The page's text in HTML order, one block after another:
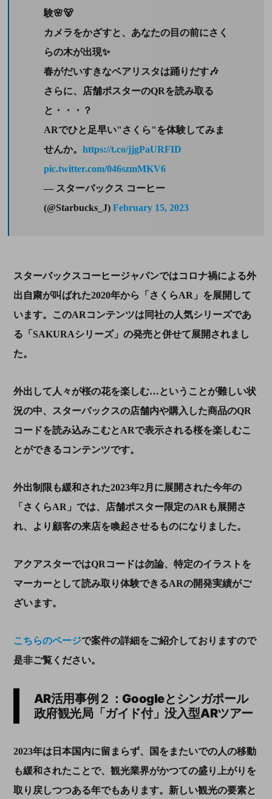
験🌸🐻
カメラをかざすと、あなたの目の前にさく
らの木が出現✨
春がだいすきなベアリスタは踊りだす🎶
さらに、店舗ポスターのQRを読み取る
と・・・？
ARでひと足早い"さくら"を体験してみま
せんか。 https://t.co/jjgPaURFID
pic.twitter.com/046szmMKV6
— スターバックス コーヒー
(@Starbucks_J) February 15, 2023
スターバックスコーヒージャパンではコロナ禍による外
出自粛が叫ばれた2020年から「さくらAR 」を展開して
います。このARコンテンツは同社の人気シリーズであ
る「 SAKURAシリーズ」の発売と併せて展開されまし
た。
外出して人々が桜の花を楽しむ…ということが難しい状
況の中、スターバックスの店舗内や購入した商品のQR
コードを読み込みこむとARで表示される桜を楽しむこ
とができるコンテンツです。
外出制限も緩和された2023年2月に展開された今年の
「さくらAR 」では、店舗ポスター限定のAR も展開さ
れ、より顧客の来店を喚起させるものになりました。
アクアスターではQRコードは勿論、特定のイラストを
マーカーとして読み取り体験できるARの開発実績がご
ざいます。
こちらのページで案件の詳細をご紹介しておりますので
是非ご覧ください。
AR活用事例２：Googleとシンガポール
政府観光局「ガイド付」没入型ARツアー
2023年は日本国内に留まらず、国をまたいでの人の移動
も緩和されたことで、観光業界がかつての盛り上がりを
取り戻しつつある年でもあります。新しい観光の要素と